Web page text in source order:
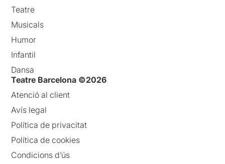
Teatre
Musicals
Humor
Infantil
Dansa
Teatre Barcelona ©2026
Atenció al client
Avís legal
Política de privacitat
Política de cookies
Condicions d’ús